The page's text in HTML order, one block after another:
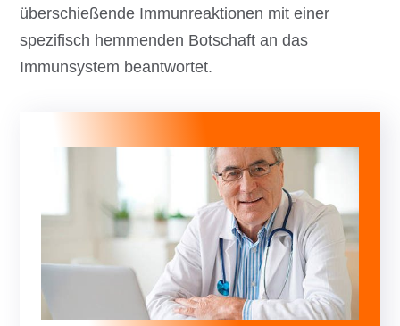
überschießende Immunreaktionen mit einer
spezifisch hemmenden Botschaft an das
Immunsystem beantwortet.